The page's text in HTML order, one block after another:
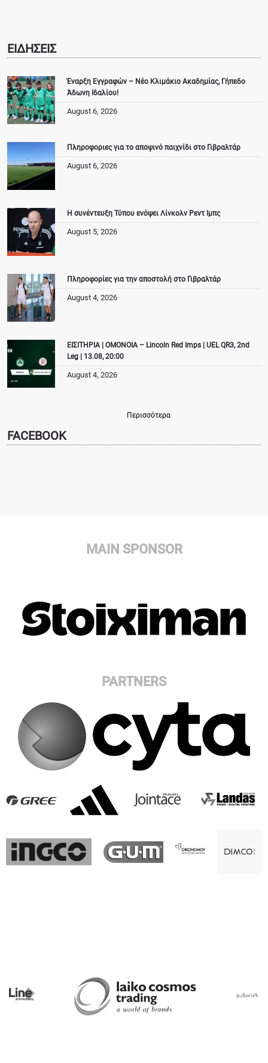
ΕΙΔΗΣΕΙΣ
Έναρξη Εγγραφών – Νέο Κλιμάκιο Ακαδημίας, Γήπεδο
Άδωνη Ιδαλίου!
August 6, 2026
Πληροφοριες για το αποψινό παιχνίδι στο Γιβραλτάρ
August 6, 2026
Η συνέντευξη Τύπου ενόψει Λίνκολν Ρεντ Ιμπς
August 5, 2026
Πληροφορίες για την αποστολή στο Γιβραλτάρ
August 4, 2026
ΕΙΣΙΤΗΡΙΑ | ΟΜΟΝΟΙΑ – Lincoln Red Imps | UEL QR3, 2nd
Leg | 13.08, 20:00
August 4, 2026
Περισσότερα
FACEBOOK
MAIN SPONSOR
PARTNERS